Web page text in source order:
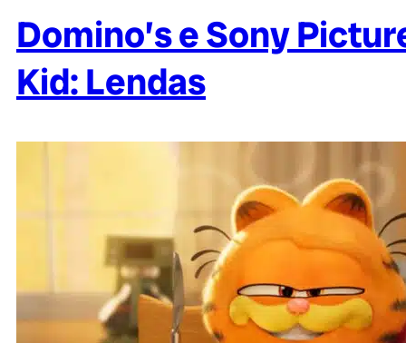
Domino’s e Sony
Kid: Lendas